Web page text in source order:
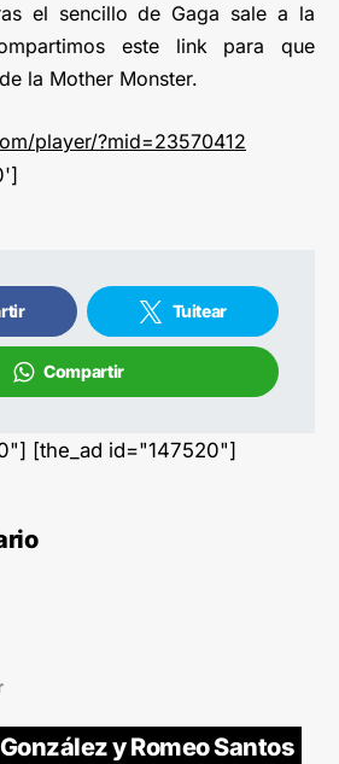
el sencillo de Gaga sale a la
este link para que
la Mother Monster.
player/?mid=23570412
Tuitear
Compartir
[the_ad id="147520"]
y Romeo Santos